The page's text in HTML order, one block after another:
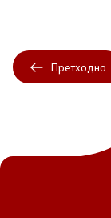
Отчетност
Сервисни
Претходно